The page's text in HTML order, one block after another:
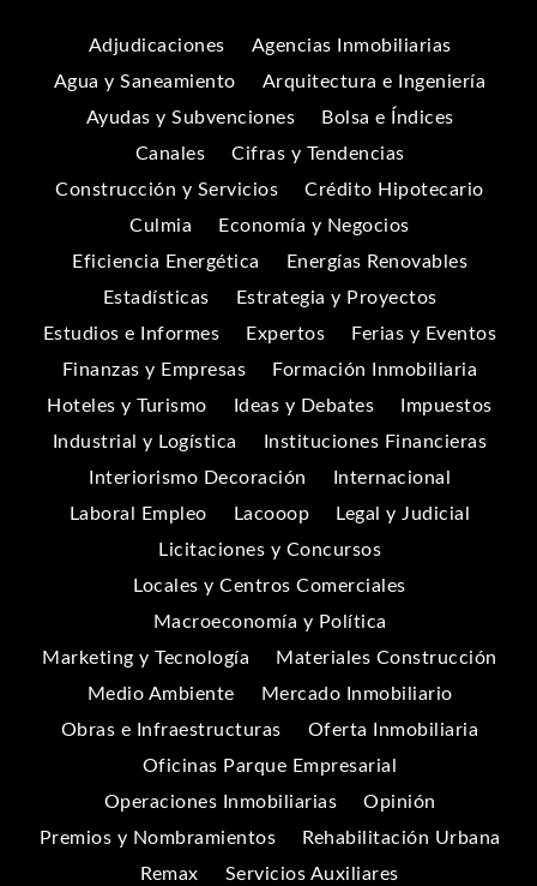
Adjudicaciones
Agencias Inmobiliarias
Agua y Saneamiento
Arquitectura e Ingeniería
Ayudas y Subvenciones
Bolsa e Índices
Canales
Cifras y Tendencias
Construcción y Servicios
Crédito Hipotecario
Culmia
Economía y Negocios
Eficiencia Energética
Energías Renovables
Estadísticas
Estrategia y Proyectos
Estudios e Informes
Expertos
Ferias y Eventos
Finanzas y Empresas
Formación Inmobiliaria
Hoteles y Turismo
Ideas y Debates
Impuestos
Industrial y Logística
Instituciones Financieras
Interiorismo Decoración
Internacional
Laboral Empleo
Lacooop
Legal y Judicial
Licitaciones y Concursos
Locales y Centros Comerciales
Macroeconomía y Política
Marketing y Tecnología
Materiales Construcción
Medio Ambiente
Mercado Inmobiliario
Obras e Infraestructuras
Oferta Inmobiliaria
Oficinas Parque Empresarial
Operaciones Inmobiliarias
Opinión
Premios y Nombramientos
Rehabilitación Urbana
Remax
Servicios Auxiliares